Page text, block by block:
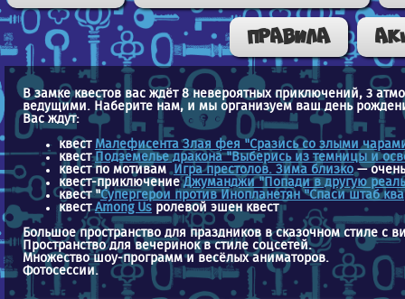
Правила
В замке квестов вас ждёт 8 невероятных приключений, 3
ведущими. Наберите нам, и мы организуем ваш день
Вас ждут:
квест Малефисента Злая фея "Сразись со злыми
квестПодземелье дракона "Выберись из темницы и
квест по мотивамИгра престолов. Зима близко—
квест-приключениеДжуманджи "Попади в другую
квест "Супергерои против Инопланетян "Спаси штаб
квестAmong Usролевой эшен квест
Большое пространство для праздников в сказочном стиле с
Пространство для вечеринок в стиле соцсетей.
Множество шоу-программ и весёлых аниматоров.
Фотосессии.